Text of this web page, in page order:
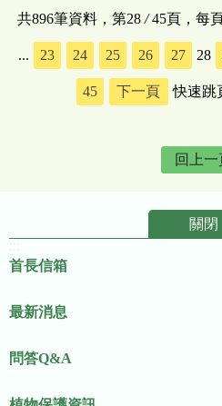
共896筆資料，第28/45頁，每
... 23 24 25 26 27 28
45 下一頁 快速跳
回上一
關閉
首長信箱
最新消息
問答Q&A